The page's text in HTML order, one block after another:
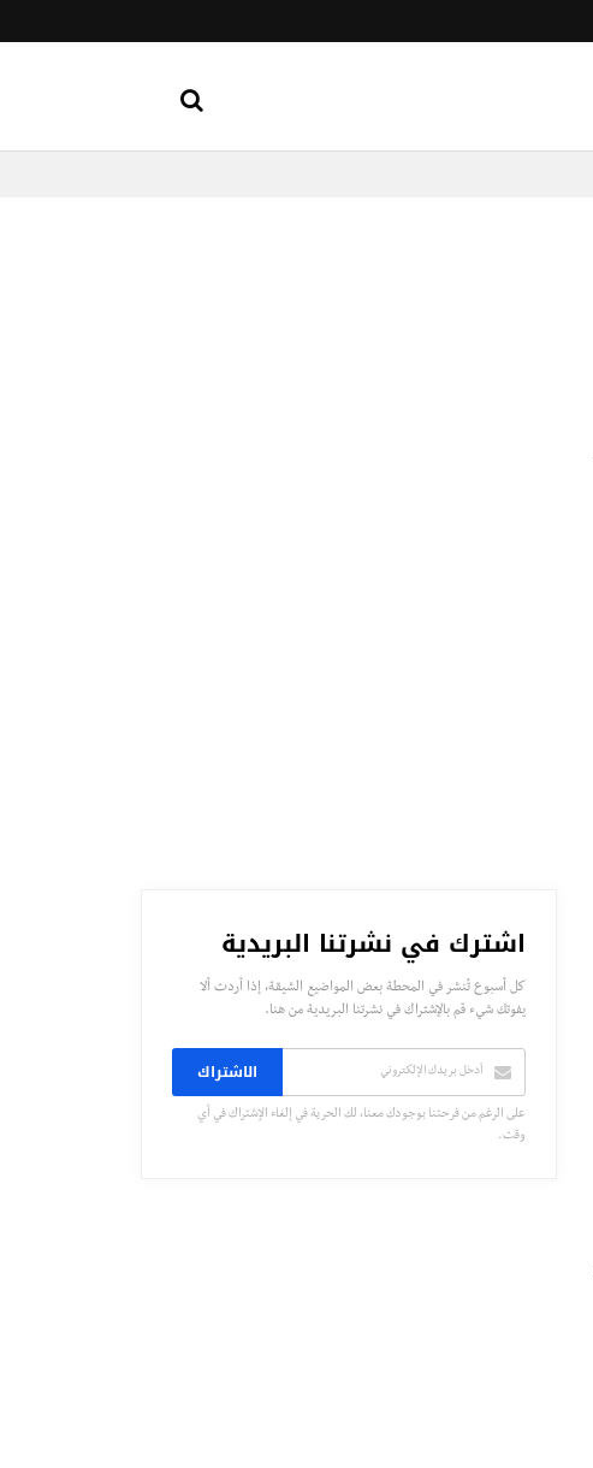
اشترك في نشرتنا البريدية
كل أسبوع تُنشر في المحطة بعض المواضيع الشيقة، إذا أردت ألا
يفوتك شيء قم بالإشتراك في نشرتنا البريدية من هنا.
الاشتراك
على الرغم من فرحتنا بوجودك معنا، لك الحرية في إلغاء الإشتراك في أي
وقت.